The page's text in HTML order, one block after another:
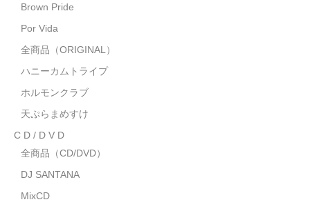
Japanese Rap
MotiveRecords
グ ッ ズ
タオル・リストバンド
Brown Pride
Por Vida
全商品（ORIGINAL）
ハニーカムトライプ
ホルモンクラブ
天ぷらまめすけ
C D / D V D
全商品（CD/DVD）
DJ SANTANA
MixCD